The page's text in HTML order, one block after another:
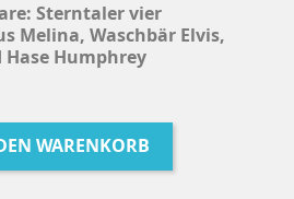
Sterntaler vier
Melina, Waschbär Elvis,
Humphrey
WARENKORB